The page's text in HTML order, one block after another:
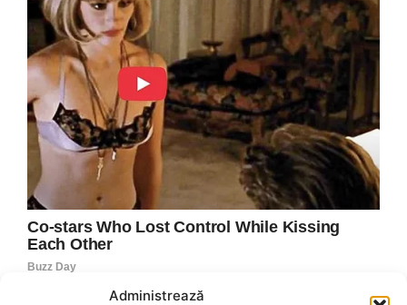
Administrează